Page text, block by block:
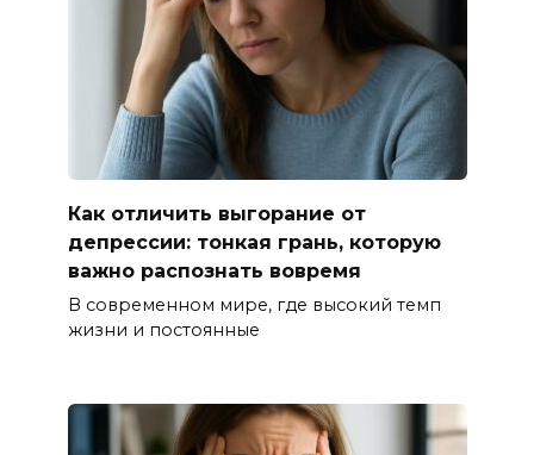
Как отличить выгорание от
депрессии: тонкая грань, которую
важно распознать вовремя
В современном мире, где высокий темп
жизни и постоянные